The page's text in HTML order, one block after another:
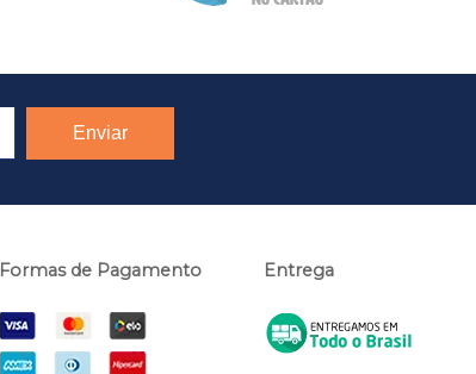
Formas de Pagamento Entrega